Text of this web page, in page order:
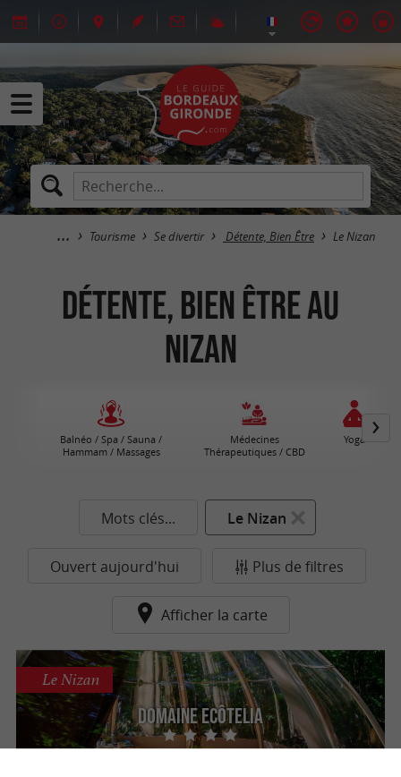
Tourisme Se divertir Détente, Bien Être Le Nizan
Détente, Bien Être au
Nizan
Balnéo / Spa / Sauna /
Hammam / Massages
Médecines
Thérapeutiques / CBD
Yoga
Mots clés... Le Nizan
Ouvert aujourd'hui Plus de filtres
Afficher la carte
Domaine EcÔtelia
Le Nizan